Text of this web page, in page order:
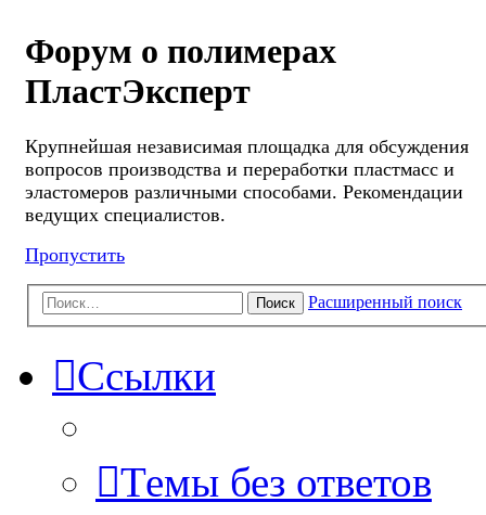
Форум о полимерах
ПластЭксперт
Крупнейшая независимая площадка для обсуждения
вопросов производства и переработки пластмасс и
эластомеров различными способами. Рекомендации
ведущих специалистов.
Пропустить
Поиск Расширенный поиск
Ссылки
Темы без ответов